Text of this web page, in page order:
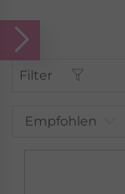
Filter
Empfohlen